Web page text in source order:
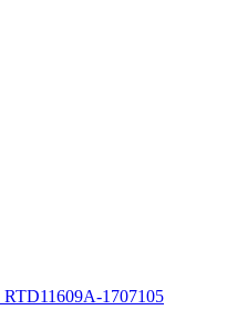
1707105